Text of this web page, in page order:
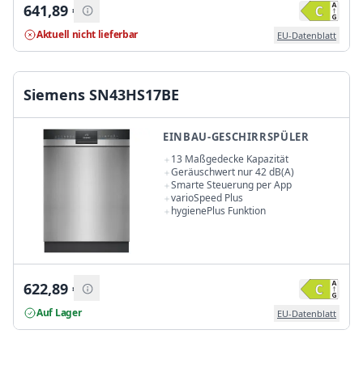
641,89 €
Aktuell nicht lieferbar EU-Datenblatt
Siemens SN43HS17BE
EINBAU-GESCHIRRSPÜLER
13 Maßgedecke Kapazität
Geräuschwert nur 42 dB(A)
Smarte Steuerung per App
varioSpeed Plus
hygienePlus Funktion
622,89 €
Auf Lager EU-Datenblatt